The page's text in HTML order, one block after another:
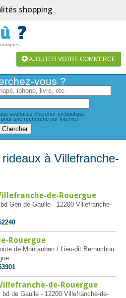
shopping
?
AJOUTER VOTRE COMMERCE
vous ?
souhaitez chercher en boutique,
une recherche sur Internet
à Villefranche-
de-Rouergue
Gén de Gaulle - 12200 Villefranche-
Rouergue
de Montauban / Lieu-dit Bernuchou
de-Rouergue
de Gaulle - 12200 Villefranche-de-